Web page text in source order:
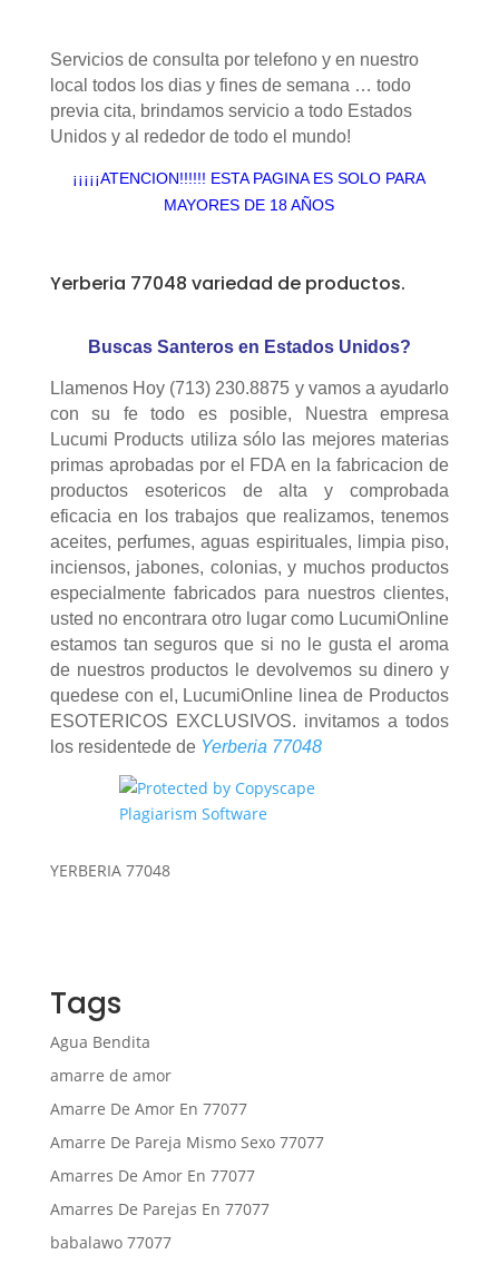
Servicios de consulta por telefono y en nuestro
local todos los dias y fines de semana … todo
previa cita, brindamos servicio a todo Estados
Unidos y al rededor de todo el mundo!
¡¡¡¡¡ATENCION!!!!!! ESTA PAGINA ES SOLO PARA
MAYORES DE 18 AÑOS
Yerberia 77048 variedad de productos.
Buscas Santeros en Estados Unidos?
Llamenos Hoy (713) 230.8875 y vamos a ayudarlo
con su fe todo es posible, Nuestra empresa
Lucumi Products utiliza sólo las mejores materias
primas aprobadas por el FDA en la fabricacion de
productos esotericos de alta y comprobada
eficacia en los trabajos que realizamos, tenemos
aceites, perfumes, aguas espirituales, limpia piso,
inciensos, jabones, colonias, y muchos productos
especialmente fabricados para nuestros clientes,
usted no encontrara otro lugar como LucumiOnline
estamos tan seguros que si no le gusta el aroma
de nuestros productos le devolvemos su dinero y
quedese con el, LucumiOnline linea de Productos
ESOTERICOS EXCLUSIVOS. invitamos a todos
los residentede de Yerberia 77048
YERBERIA 77048
Tags
Agua Bendita
amarre de amor
Amarre De Amor En 77077
Amarre De Pareja Mismo Sexo 77077
Amarres De Amor En 77077
Amarres De Parejas En 77077
babalawo 77077